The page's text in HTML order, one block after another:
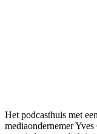
Het podcasthuis met
mediaondernemer